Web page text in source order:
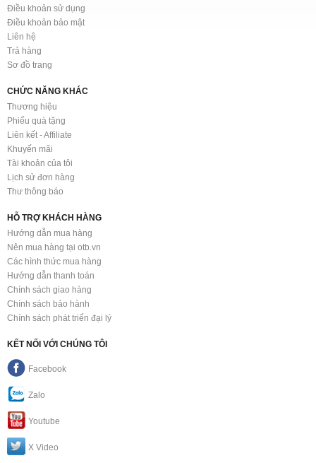
Điều khoản sử dụng
Điều khoản bảo mật
Liên hệ
Trả hàng
Sơ đồ trang
CHỨC NĂNG KHÁC
Thương hiệu
Phiếu quà tặng
Liên kết - Affiliate
Khuyến mãi
Tài khoản của tôi
Lịch sử đơn hàng
Thư thông báo
HỖ TRỢ KHÁCH HÀNG
Hướng dẫn mua hàng
Nên mua hàng tại otb.vn
Các hình thức mua hàng
Hướng dẫn thanh toán
Chính sách giao hàng
Chính sách bảo hành
Chính sách phát triển đại lý
KẾT NỐI VỚI CHÚNG TÔI
Facebook
Zalo
Youtube
X Video